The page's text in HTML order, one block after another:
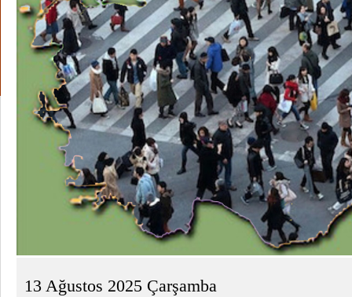
13 Ağustos 2025 Çarşamba